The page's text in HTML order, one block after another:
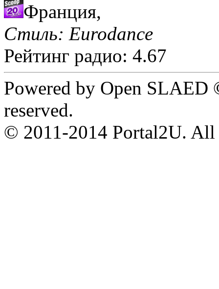
Франция,
Стиль: Eurodance
Рейтинг радио: 4.67
Powered by Open
reserved.
© 2011-2014 Portal2U. All